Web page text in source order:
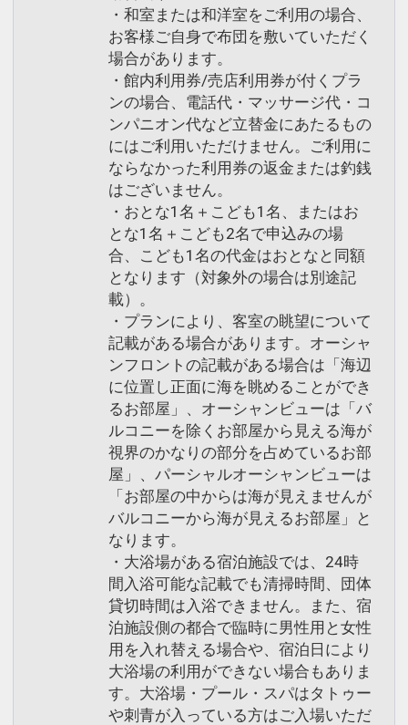
・和室または和洋室をご利用の場合、
お客様ご自身で布団を敷いていただく
場合があります。
・館内利用券/売店利用券が付くプラ
ンの場合、電話代・マッサージ代・コ
ンパニオン代など立替金にあたるもの
にはご利用いただけません。ご利用に
ならなかった利用券の返金または釣銭
はございません。
・おとな1名＋こども1名、またはお
とな1名＋こども2名で申込みの場
合、こども1名の代金はおとなと同額
となります（対象外の場合は別途記
載）。
・プランにより、客室の眺望について
記載がある場合があります。オーシャ
ンフロントの記載がある場合は「海辺
に位置し正面に海を眺めることができ
るお部屋」、オーシャンビューは「バ
ルコニーを除くお部屋から見える海が
視界のかなりの部分を占めているお部
屋」、パーシャルオーシャンビューは
「お部屋の中からは海が見えませんが
バルコニーから海が見えるお部屋」と
なります。
・大浴場がある宿泊施設では、24時
間入浴可能な記載でも清掃時間、団体
貸切時間は入浴できません。また、宿
泊施設側の都合で臨時に男性用と女性
用を入れ替える場合や、宿泊日により
大浴場の利用ができない場合もありま
す。大浴場・プール・スパはタトゥー
や刺青が入っている方はご入場いただ